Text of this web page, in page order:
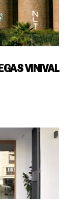
VINIVAL